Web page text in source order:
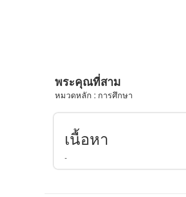
พระคุณที่สาม
หมวดหลัก : การศึกษา
เนื้อหา
-